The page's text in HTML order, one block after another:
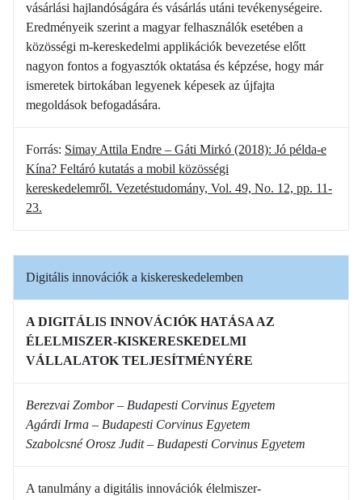
vásárlási hajlandóságára és vásárlás utáni tevékenységeire.
Eredményeik szerint a magyar felhasználók esetében a
közösségi m-kereskedelmi applikációk bevezetése előtt
nagyon fontos a fogyasztók oktatása és képzése, hogy már
ismeretek birtokában legyenek képesek az újfajta
megoldások befogadására.
Forrás: Simay Attila Endre – Gáti Mirkó (2018): Jó példa-e
Kína? Feltáró kutatás a mobil közösségi
kereskedelemről. Vezetéstudomány, Vol. 49, No. 12, pp. 11-
23.
Digitális innovációk a kiskereskedelemben
A DIGITÁLIS INNOVÁCIÓK HATÁSA AZ
ÉLELMISZER-KISKERESKEDELMI
VÁLLALATOK TELJESÍTMÉNYÉRE
Berezvai Zombor – Budapesti Corvinus Egyetem
Agárdi Irma – Budapesti Corvinus Egyetem
Szabolcsné Orosz Judit – Budapesti Corvinus Egyetem
A tanulmány a digitális innovációk élelmiszer-